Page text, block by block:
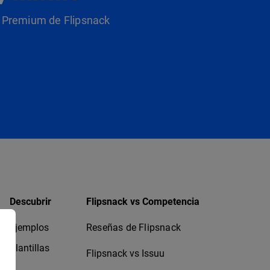
de Flipsnack
Descubrir
Ejemplos
Plantillas
Flipsnack vs Competencia
Reseñas de Flipsnack
Flipsnack vs Issuu